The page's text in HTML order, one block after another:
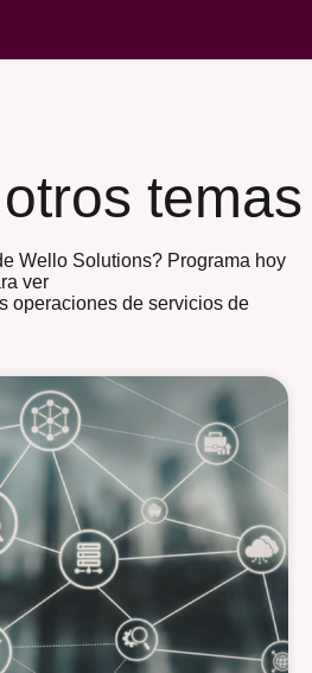
otros temas
Wello Solutions? Programa hoy
ver
operaciones de servicios de